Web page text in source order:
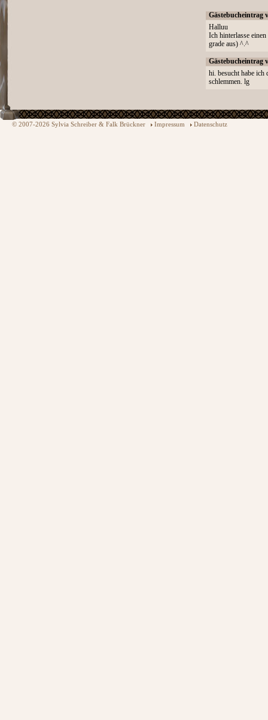
Gästebucheintrag
Halluu
Ich hinterlasse
grade aus) ^.^
Gästebucheintrag
hi. besucht habe
schlemmen. lg
© 2007-2026 Sylvia Schreiber & Falk Brückner Impressum Datenschutz